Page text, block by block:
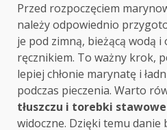
Przed rozpoczęciem
należy odpowiednio
je pod zimną, bieżącą wodą
ręcznikiem. To ważny krok,
lepiej chłonie marynatę i
podczas pieczenia. Warto
tłuszczu i torebki
widoczne. Dzięki temu danie